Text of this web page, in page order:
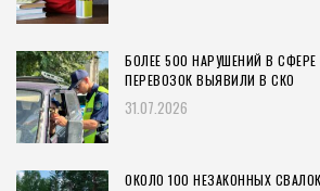
БОЛЕЕ 500 НАРУШЕНИЙ В
ПЕРЕВОЗОК ВЫЯВИЛИ В СКО
31.07.2026
ОКОЛО 100 НЕЗАКОННЫХ